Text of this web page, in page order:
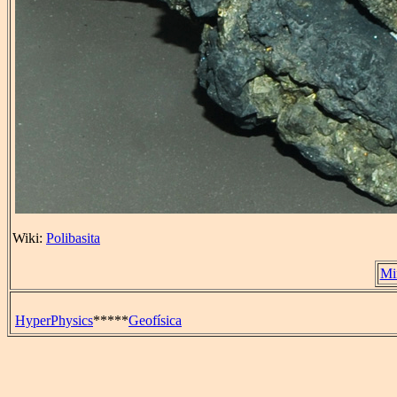
Wiki: Polibasita
HyperPhysics*****Geofísica